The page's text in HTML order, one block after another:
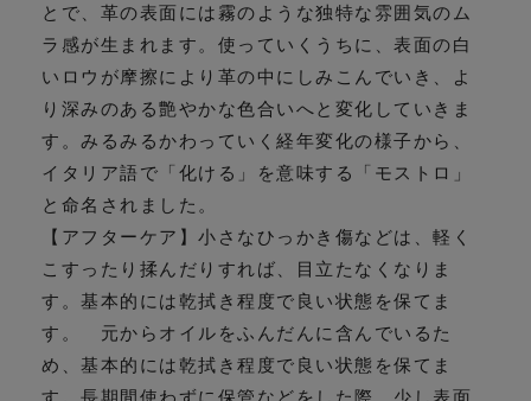
とで、革の表面には霧のような独特な雰囲気のム
ラ感が生まれます。使っていくうちに、表面の白
いロウが摩擦により革の中にしみこんでいき、よ
り深みのある艶やかな色合いへと変化していきま
す。みるみるかわっていく経年変化の様子から、
イタリア語で「化ける」を意味する「モストロ」
と命名されました。
【アフターケア】小さなひっかき傷などは、軽く
こすったり揉んだりすれば、目立たなくなりま
す。基本的には乾拭き程度で良い状態を保てま
す。 元からオイルをふんだんに含んでいるた
め、基本的には乾拭き程度で良い状態を保てま
す。長期間使わずに保管などをした際、少し表面